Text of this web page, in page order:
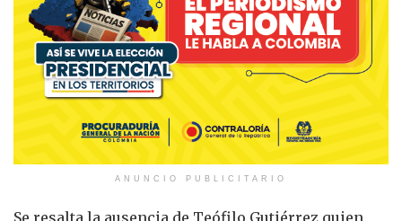
ANUNCIO PUBLICITARIO
Se resalta la ausencia de Teófilo Gutiérrez quien